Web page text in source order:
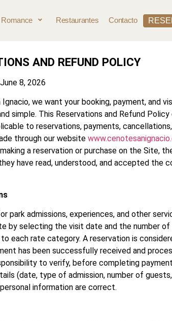
Romance Restaurantes Contacto
AND REFUND POLICY
8, 2026
we want your booking, payment, and
simple. This Reservations and Refund
to reservations, payments,
through our website
a reservation or purchase on the Site,
have read, understood, and accepted the
park admissions, experiences, and other
by selecting the visit date and the number of
each rate category. A reservation is
has been successfully received and
to verify, before completing
(date, type of admission, number of
information are correct.